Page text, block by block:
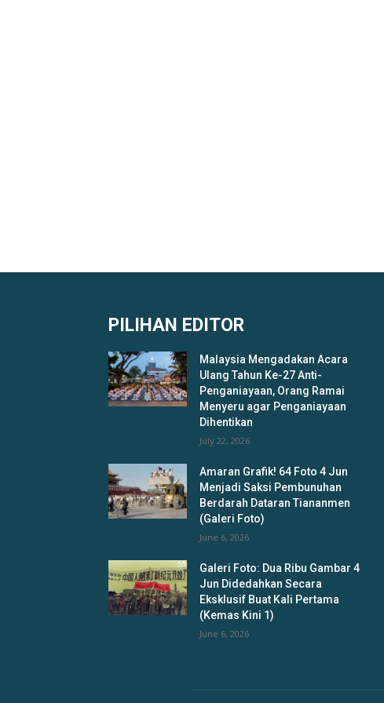
PILIHAN EDITOR
Malaysia Mengadakan Acara
Ulang Tahun Ke-27 Anti-
Penganiayaan, Orang Ramai
Menyeru agar Penganiayaan
Dihentikan
July 22, 2026
Amaran Grafik! 64 Foto 4 Jun
Menjadi Saksi Pembunuhan
Berdarah Dataran Tiananmen
(Galeri Foto)
June 6, 2026
Galeri Foto: Dua Ribu Gambar 4
Jun Didedahkan Secara
Eksklusif Buat Kali Pertama
(Kemas Kini 1)
June 6, 2026